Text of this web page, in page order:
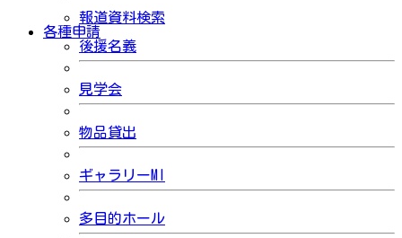
報道資料検索
各種申請
後援名義
見学会
物品貸出
ギャラリーMI
多目的ホール